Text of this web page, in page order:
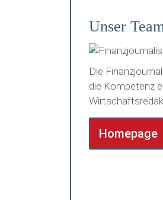
Unser
Die
die Kompetenz
Homepage